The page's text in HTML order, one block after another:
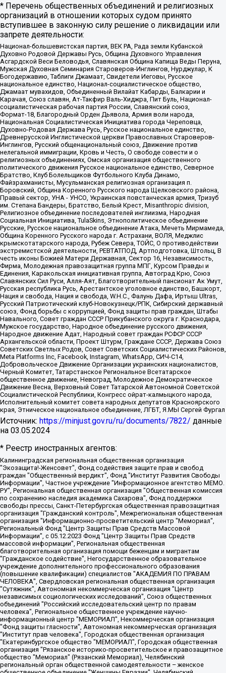
* Перечень общественных объединений и религиозных
организаций в отношении которых судом принято
вступившее в законную силу решение о ликвидации или
запрете деятельности:
Национал-большевистская партия, ВЕК РА, Рада земли Кубанской
Духовно Родовой Державы Русь, Община Духовного Управления
Асгардской Веси Беловодья, Славянская Община Капища Веды Перуна,
Мужская Духовная Семинария Староверов-Инглингов, Нурджулар, К
Богодержавию, Таблиги Джамаат, Свидетели Иеговы, Русское
национальное единство, Национал-социалистическое общество,
Джамаат мувахидов, Объединенный Вилайат Кабарды, Балкарии и
Карачая, Союз славян, Ат-Такфир Валь-Хиджра, Пит Буль, Национал-
социалистическая рабочая партия России, Славянский союз,
Формат-18, Благородный Орден Дьявола, Армия воли народа,
Национальная Социалистическая Инициатива города Череповца,
Духовно-Родовая Держава Русь, Русское национальное единство,
Древнерусской Инглистической церкви Православных Староверов-
Инглингов, Русский общенациональный союз, Движение против
нелегальной иммиграции, Кровь и Честь, О свободе совести и о
религиозных объединениях, Омская организация общественного
политического движения Русское национальное единство, Северное
Братство, Клуб Болельщиков Футбольного Клуба Динамо,
Файзрахманисты, Мусульманская религиозная организация п.
Боровский, Община Коренного Русского народа Щелковского района,
Правый сектор, УНА - УНСО, Украинская повстанческая армия, Тризуб
им. Степана Бандеры, Братство, Белый Крест, Misanthropic division,
Религиозное объединение последователей инглиизма, Народная
Социальная Инициатива, TulaSkins, Этнополитическое объединение
Русские, Русское национальное объединение Атака, Мечеть Мирмамеда,
Община Коренного Русского народа г. Астрахани, ВОЛЯ, Меджлис
крымскотатарского народа, Рубеж Севера, ТОЙС, О противодействии
экстремистской деятельности, РЕВТАТПОД, Артподготовка, Штольц, В
честь иконы Божией Матери Державная, Сектор 16, Независимость,
Фирма, Молодежная правозащитная группа МПГ, Курсом Правды и
Единения, Каракольская инициативная группа, Автоград Крю, Союз
Славянских Сил Руси, Алля-Аят, Благотворительный пансионат Ак Умут,
Русская республика Русь, Арестантское уголовное единство, Башкорт,
Нация и свобода, Нация и свобода, W.H.С., Фалунь Дафа, Иртыш Ultras,
Русский Патриотический клуб-Новокузнецк/РПК, Сибирский державный
союз, Фонд борьбы с коррупцией, Фонд защиты прав граждан, Штабы
Навального, Совет граждан СССР Прикубанского округа г. Краснодара,
Мужское государство, Народное объединение русского движения,
Народное движение Адат, Народный совет граждан РСФСР СССР
Архангельской области, Проект Штурм, Граждане СССР, Держава Союз
Советских Светлых Родов, Совет Советских Социалистических Районов,
Meta Platforms Inc, Facebook, Instagram, WhatsApp, СИЧ-С14,
Добровольческое Движение Организации украинских националистов,
Черный Комитет, Татарстанское Региональное Всетатарское
общественное движение, Невоград, Молодежное Демократическое
Движение Весна, Верховный Совет Татарской Автономной Советской
Социалистической Республики, Конгресс ойрат-калмыцкого народа,
Исполнительный комитет совета народных депутатов Красноярского
края, Этническое национальное объединение, ЛГБТ, Я.МЫ Сергей Фургал
Источник: https://minjust.gov.ru/ru/documents/7822/ данные
на 03.05.2024
* Реестр иностранных агентов:
Калининградская региональная общественная организация "Экозащита!-Женсовет", Фонд содействия защите прав и свобод граждан "Общественный вердикт", Фонд "Институт Развития Свободы Информации", Частное учреждение "Информационное агентство МЕМО. РУ", Региональная общественная организация "Общественная комиссия по сохранению наследия академика Сахарова", Фонд поддержки свободы прессы, Санкт-Петербургская общественная правозащитная организация "Гражданский контроль", Межрегиональная общественная организация "Информационно-просветительский центр "Мемориал", Региональный Фонд "Центр Защиты Прав Средств Массовой Информации", с 05.12.2023 Фонд "Центр Защиты Прав Средств массовой информации", Региональная общественная благотворительная организация помощи беженцам и мигрантам "Гражданское содействие", Негосударственное образовательное учреждение дополнительного профессионального образования (повышение квалификации) специалистов "АКАДЕМИЯ ПО ПРАВАМ ЧЕЛОВЕКА", Свердловская региональная общественная организация "Сутяжник", Автономная некоммерческая организация "Центр независимых социологических исследований", Союз общественных объединений "Российский исследовательский центр по правам человека", Региональное общественное учреждение научно-информационный центр "МЕМОРИАЛ", Некоммерческая организация "Фонд защиты гласности", Автономная некоммерческая организация "Институт прав человека", Городская общественная организация "Екатеринбургское общество "МЕМОРИАЛ", Городская общественная организация "Рязанское историко-просветительское и правозащитное общество "Мемориал" (Рязанский Мемориал), Челябинский региональный орган общественной самодеятельности – женское общественное объединение "Женщины Евразии", Челябинский региональный орган общественной самодеятельности "Уральская правозащитная группа", Фонд содействия защите здоровья и социальной справедливости имени Андрея Рылькова, Автономная Некоммерческая Организация "Аналитический Центр Юрия Левады", Автономная некоммерческая организация социальной поддержки населения "Проект Апрель", Региональная общественная организация помощи женщинам и детям, находящимся в кризисной ситуации "Информационно-методический центр "Анна", Фонд содействия развитию массовых коммуникаций и правовому просвещению "Так-так-Так", Фонд содействия устойчивому развитию "Серебряная тайга", Свердловский региональный общественный фонд социальных проектов "Новое время", "Idel.Реалии", Кавказ.Реалии, Крым.Реалии, Телеканал Настоящее Время, Татаро-башкирская служба Радио Свобода (Azatliq Radiosi), Радио Свободная Европа/Радио Свобода (PCE/PC), "Сибирь.Реалии", "Фактограф", Благотворительный фонд помощи осужденным и их семьям, Автономная некоммерческая организация "Институт глобализации и социальных движений", Фонд "В защиту прав заключенных", Частное учреждение "Центр поддержки и содействия развитию средств массовой информации", Пензенский региональный общественный благотворительный фонд "Гражданский союз", "Север.Реалии", Некоммерческая организация Фонд "Правовая инициатива", Общество с ограниченной ответственностью "Радио Свободная Европа/Радио Свобода", Чешское информационное агентство "MEDIUM-ORIENT", Красноярская региональная общественная организация "Мы против СПИДа", Камалягин Денис Николаевич, Маркелов Сергей Евгеньевич, Пономарев Лев Александрович, Савицкая Людмила Алексеевна, Автономная некоммерческая организация "Центр по работе с проблемой насилия "НАСИЛИЮ.НЕТ", Межрегиональный профессиональный союз работников здравоохранения "Альянс врачей", Юридическое лицо, зарегистрированное в Латвийской Республике, SIA "Medusa Project" (регистрационный номер 40103797863, дата регистрации 10.06.2014), Некоммерческая организация "Фонд по борьбе с коррупцией", Автономная некоммерческая организация "Институт права и публичной политики", Баданин Роман Сергеевич, Гликин Максим Александрович, Железнова Мария Михайловна, Лукьянова Юлия Сергеевна, Маетная Елизавета Витальевна, Маняхин Петр Борисович, Чуракова Ольга Владимировна, Ярош Юлия Петровна, Юридическое лицо "The Insider SIA", зарегистрированное в Риге, Латвийская Республика (дата регистрации 26.06.2015), являющееся администратором доменного имени интернет-издания "The Insider SIA", https://theins.ru, Постернак Алексей Евгеньевич, Рубин Михаил Аркадьевич, Анин Роман Александрович, Юридическое лицо Istories fonds, зарегистрированное в Латвийской Республике (регистрационный номер 50008295751, дата регистрации 24.02.2020), Великовский Дмитрий Александрович, Долинина Ирина Николаевна, Мароховская Алеся Алексеевна, Шлейнов Роман Юрьевич, Шмагун Олеся Валентиновна, Общество с ограниченной ответственностью "Альтаир 2021", Общество с ограниченной ответственностью "Вега 2021", Общество с ограниченной ответственностью "Главный редактор 2021", Общество с ограниченной ответственностью "Ромашки монолит", Важенков Артем Валерьевич, Ивановская областная общественная организация "Центр гендерных исследований", Гурман Юрий Альбертович, Медиапроект "ОВД-Инфо", Егоров Владимир Владимирович, Жилинский Владимир Александрович, Общество с ограниченной ответственностью "ЗП", Иванова София Юрьевна, Карезина Инна Павловна, Кильтау Екатерина Викторовна, Петров Алексей Викторович, Пискунов Сергей Евгеньевич, Смирнов Сергей Сергеевич, Тихонов Михаил Сергеевич, Общество с ограниченной ответственностью "ЖУРНАЛИСТ-ИНОСТРАННЫЙ АГЕНТ", Арапова Галина Юрьевна, Вольтская Татьяна Анатольевна, Американская компания "Mason G.E.S. Anonymous Foundation" (США), являющаяся владельцем интернет-издания https://mnews.world/, Компания "Stichting Bellingcat", зарегистрированная в Нидерландах (дата регистрации 11.07.2018), Захаров Андрей Вячеславович, Клепиковская Екатерина Дмитриевна, Общество с ограниченной ответственностью "МЕМО", Перл Роман Александрович, Симонов Евгений Алексеевич, Соловьева Елена Анатольевна, Сотников Даниил Владимирович, Сурначева Елизавета Дмитриевна, Автономная некоммерческая организация по защите прав человека и информированию населения "Якутия – Наше Мнение", Общество с ограниченной ответственностью "Москоу диджитал медиа", с 26.01.2023 Общество с ограниченной ответственностью "Чайка Белые сады", Ветошкина Валерия Валерьевна, Заговора Максим Александрович, Межрегиональное общественное движение "Российская ЛГБТ - сеть", Оленичев Максим Владимирович, Павлов Иван Юрьевич, Скворцова Елена Сергеевна, Общество с ограниченной ответственностью "Как бы инагент", Кочетков Игорь Викторович, Общество с ограниченной ответственностью "Честные выборы", Еланчик Олег Александрович, Общество с ограниченной ответственностью "Нобелевский призыв", Гималова Регина Эмилевна, Григорьев Андрей Валерьевич, Григорьева Алина Александровна, Ассоциация по содействию защите прав призывников, альтернативнослужащих и военнослужащих "Правозащитная группа "Гражданин.Армия.Право", Хисамова Регина Фаритовна, Автономная некоммерческая организация по реализации социально-правовых программ "Лилит", Дальневосточное общественное движение "Маяк", Санкт-Петербургская ЛГБТ-инициативная группа "Выход", Инициативная группа ЛГБТ+ "Реверс", Алексеев Андрей Викторович, Бекбулатова Таисия Львовна, Беляев Иван Михайлович, Владыкина Елена Сергеевна, Гельман Марат Александрович, Никульшина Вероника Юрьевна, Толоконникова Надежда Андреевна, Шендерович Виктор Анатольевич, Общество с ограниченной ответственностью "Данное сообщение", Общество с ограниченной ответственностью Издательский дом "Новая глава", Айнбиндер Александра Александровна, Московский комьюнити-центр для ЛГБТ+инициатив, Благотворительный фонд развития филантропии, Deutsche Welle (Германия, Kurt-Schumacher-Strasse 3, 53113 Bonn), Борзунова Мария Михайловна, Воробьев Виктор Викторович, Голубева Анна Львовна, Константинова Алла Михайловна, Малкова Ирина Владимировна, Мурадов Мурад Абдулгалимович, Осетинская Елизавета Николаевна, Понасенков Евгений Николаевич, Ганапольский Матвей Юрьевич, Киселев Евгений Алексеевич, Борухович Ирина Григорьевна, Дремин Иван Тимофеевич, Дубровский Дмитрий Викторович, Красноярская региональная общественная организация поддержки и развития альтернативных образовательных технологий и межкультурных коммуникаций "ИНТЕРРА", Маяковская Екатерина Алексеевна, Фейгин Марк Захарович, Филимонов Андрей Викторович, Дзугкоева Регина Николаевна, Доброхотов Роман Александрович, Дудь Юрий Александрович, Елкин Сергей Владимирович, Кругликов Кирилл Игоревич, Сабунаева Мария Леонидовна, Семенов Алексей Владимирович, Шаинян Карен Багратович, Шульман Екатерина Михайловна, Асафьев Артур Валерьевич, Вахштайн Виктор Семенович, Венедиктов Алексей Алексеевич, Лушникова Екатерина Евгеньевна, Волков Леонид Михайлович, Невзоров Александр Глебович, Пархоменко Сергей Борисович, Сироткин Ярослав Николаевич, Кара-Мурза Владимир Владимирович, Баранова Наталья Владимировна, Гозман Леонид Яковлевич, Кагарлицкий Борис Юльевич, Климарев Михаил Валерьевич, Милов Владимир Станиславович, Автономная некоммерческая организация Краснодарский центр современного искусства "Типография", Моргенштерн Алишер Тагирович, Соболь Любовь Эдуардовна, Общество с ограниченной ответственностью "ЛИЗА НОРМ", Каспаров Гарри Кимович, Ходорковский Михаил Борисович, Общество с ограниченной ответственностью "Апрельские тезисы", Данилович Ирина Брониславовна, Кашин Олег Владимирович, Петров Николай Владимирович, Пивоваров Алексей Владимирович, Соколов Михаил Владимирович, Цветкова Юлия Владимировна, Чичваркин Евгений Александрович, Комитет против пыток/Команда против пыток, Общество с ограниченной ответственностью "Первый научный", Общество с ограниченной ответственностью "Вертолет и ко", Белоцерковская Вероника Борисовна, Кац Максим Евгеньевич, Лазарева Татьяна Юрьевна, Шаведдинов Руслан Табризович, Яшин Илья Валерьевич, Общество с ограниченной ответственностью "Иноагент ААВ", Алешковский Дмитрий Петрович, Альбац Евгения Марковна, Быков Дмитрий Львович, Галямина Юлия Евгеньевна, Лойко Сергей Леонидович, Мартынов Кирилл Константинович, Медведев Сергей Александрович, Крашенинников Федор Геннадиевич, Гордеева Катерина Вл